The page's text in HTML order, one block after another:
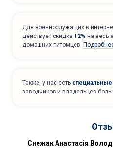
Для военнослужащих в
действует скидка 12% на весь
домашних питомцев.
Также, у нас есть специальные
заводчиков и владельцев
Снежак Анастасія